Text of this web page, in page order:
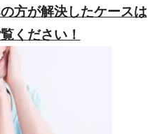
方が解決したケースは
ください！